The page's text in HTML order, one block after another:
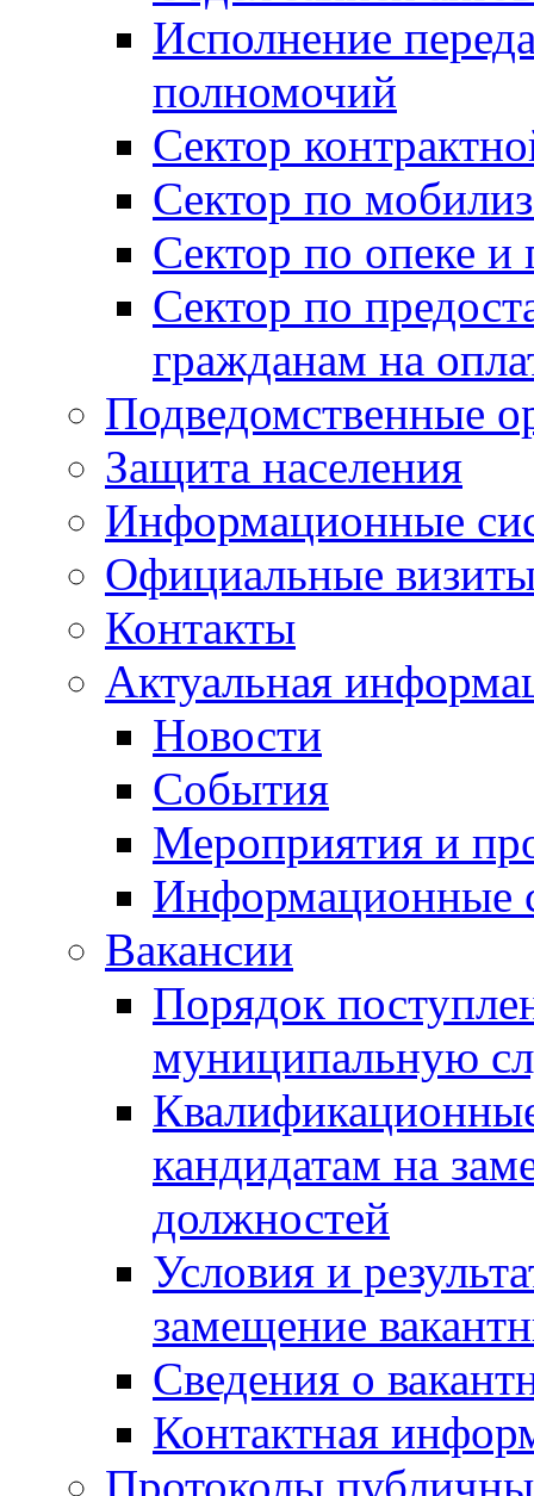
Исполнение
полномочий
Сектор
Сектор по
Сектор по опеке и
Сектор по
гражданам на
Подведомственные
Защита населения
Информационные
Официальные
Контакты
Актуальная
Новости
События
Мероприятия и
Информационные
Вакансии
Порядок
муниципальную
кандидатам на
должностей
Условия и
замещение
Сведения о
Контактная